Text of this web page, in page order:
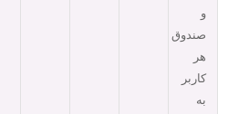
و
صندوق
هر
کاربر
به